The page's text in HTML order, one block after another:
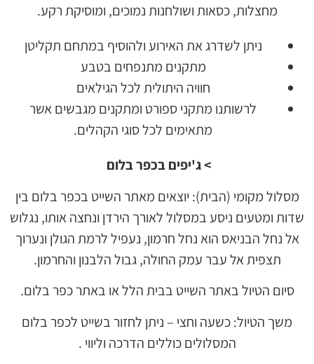
מחצלות, כסאות ושולחנות נמוכים, ומוסיקת רקע.
ניתן לשדרג את האירוע ולהוסיף במתחם תקליטן
מתקנים מתנפחים בטבע
חוויה היתולית לכל הגילאים
לרשותנו מתקני ספורט ומתקנים מגבשים אשר
מתאימים לכל סוגי הקהלים.
> ג'יפים בכפר בלום
מסלול מקומי (הבית): יוצאים מאתר השייט בכפר בלום בין
שדות ומטעים ניסע במסלול לאורך הירדן ונחצה אותו, נגלוש
אל נחל הבניאס הוא נחל חרמון, נעפיל לרמת הגולן ונערוך
תצפית אל עבר עמק החולה, גבול הלבנון והחרמון.
סיום הטיול באתר השייט בבית הלל או באתר כפר בלום.
משך הטיול: כשעה וחצי – ניתן לחזור בשייט לכפר בלום
המסלולים כוללים הדרכה וליווי .